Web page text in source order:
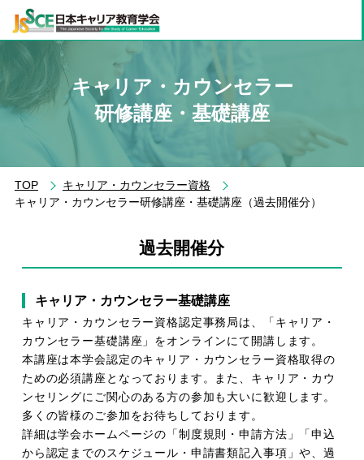
キャリア・カウンセラー
研修講座・基礎講座
TOP
キャリア・カウンセラー資格
キャリア・カウンセラー研修講座・基礎講座（過去開催分）
過去開催分
キャリア・カウンセラー基礎講座
キャリア・カウンセラー資格認定事務局は、「キャリア・
カウンセラー基礎講座」をオンラインにて開講します。
本講座は本学会認定のキャリア・カウンセラー資格取得の
ための必須講座となっております。また、キャリア・カウ
ンセリングにご関心のある方の参加も大いに歓迎します。
多くの皆様のご参加をお待ちしております。
詳細は学会ホームページの「制度規則・申請方法」「申込
から認定までのスケジュール・申請書類記入事項」や、過